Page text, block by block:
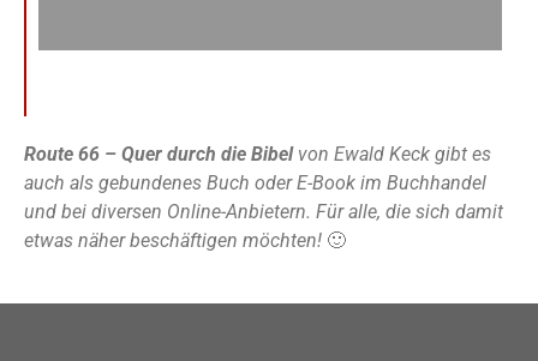
Route 66 – Quer durch die Bibel von Ewald Keck gibt es
auch als gebundenes Buch oder E-Book im Buchhandel
und bei diversen Online-Anbietern. Für alle, die sich damit
etwas näher beschäftigen möchten! 🙂